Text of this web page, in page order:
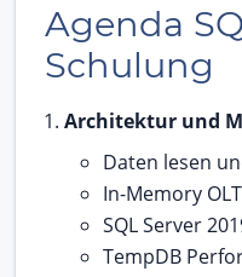
Agenda
Schulung
Architektur und
Daten lesen
In-Memory
SQL Server
TempDB